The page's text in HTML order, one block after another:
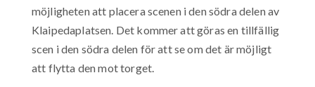
möjligheten att placera scenen i den södra delen av
Klaipedaplatsen. Det kommer att göras en tillfällig
scen i den södra delen för att se om det är möjligt
att flytta den mot torget.